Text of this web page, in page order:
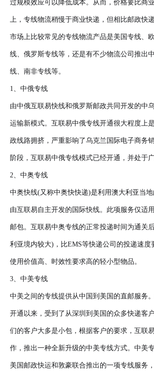
过规模效应可以降低成本。从而，价格要比商
上，专线物流稍慢于商业快递，但相比邮政快
市场上比较常见的专线物流产品是美国专线、
线、俄罗斯专线等，还是有不少物流公司推出
线、南非专线等。
1、中俄专线
由中俄互联易快线和俄罗斯邮政共同开发的中
运输新模式。互联易中俄专线开通很大程度上
政线路拥挤，严重影响了乌克兰国际电子商务
阶段，互联易中俄专线模式已经开通，并处于
2、中奥专线
中奥快线(又称中奥快快递)是利用澳大利亚当地
由互联易自主开发的国际快线。此项服务仅适
邮包。互联易中奥专线的正常投递时间为通关
利亚境内较大)，比EMS等快递公司的投递速度
使用价值高、时效性要求高的轻小型物品。
3、中美专线
中美之间的专线提供从中国到美国的直邮服务
开通以来，受到了从深圳到美国的众多快递客
们的客户大多是小包，根据客户的要求，互联
作，推出一种全新升级的中美专线方式。中美
美国邮政快运和敦豪联合推出的一项专线服务